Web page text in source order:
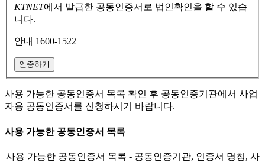
KTNET에서 발급한 공동인증서로 법인확인을 할 수 있습
니다.
안내 1600-1522
인증하기
사용 가능한 공동인증서 목록 확인 후 공동인증기관에서 사업
자용 공동인증서를 신청하시기 바랍니다.
사용 가능한 공동인증서 목록
사용 가능한 공동인증서 목록 - 공동인증기관, 인증서 명칭, 사